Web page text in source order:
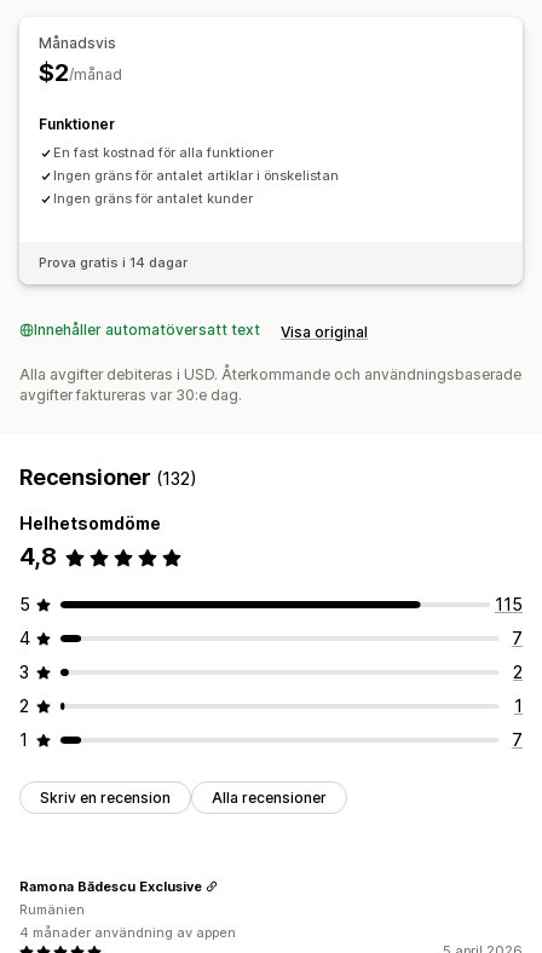
Anpassning
Anpassat varumärke
Köpaviseringar
Prisaviseringar
Automatiseringar
Månadsvis
$2/månad
Funktioner
En fast kostnad för alla funktioner
Ingen gräns för antalet artiklar i önskelistan
Ingen gräns för antalet kunder
Prova gratis i 14 dagar
Innehåller automatöversatt text Visa original
Alla avgifter debiteras i USD. Återkommande och användningsbaserade
avgifter faktureras var 30:e dag.
Recensioner (132)
Helhetsomdöme
4,8
5
115
4
7
3
2
2
1
1
7
Skriv en recension Alla recensioner
Ramona Bădescu Exclusive
Rumänien
4 månader användning av appen